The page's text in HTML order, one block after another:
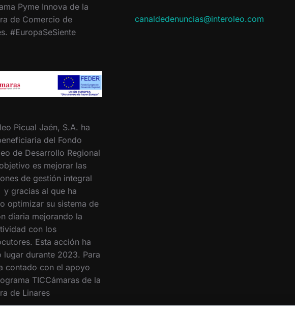
Pyme Innova de la
de Comercio de
#EuropaSeSiente
Picual Jaén, S.A. ha
del Fondo
de Desarrollo Regional
es mejorar las
de gestión integral
y gracias al que ha
optimizar su sistema de
diaria mejorando la
con los
Esta acción ha
lugar durante 2023. Para
contado con el apoyo
TICCámaras de la
de Linares
canaldedenuncias@interoleo.com